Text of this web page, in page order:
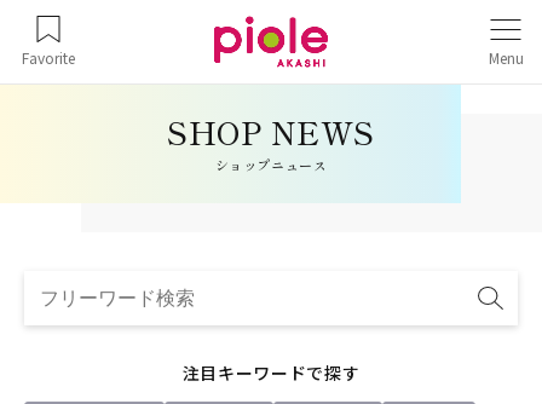
Favorite Menu
ショップニュース
注目キーワードで探す